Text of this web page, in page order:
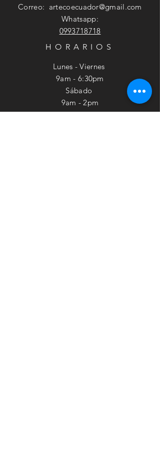
Correo: artecoecuador@gmail.com
Whatsapp:
0993718718
HORARIOS
Lunes - Viernes
9am - 6:30pm
​​Sábado
9am - 2pm